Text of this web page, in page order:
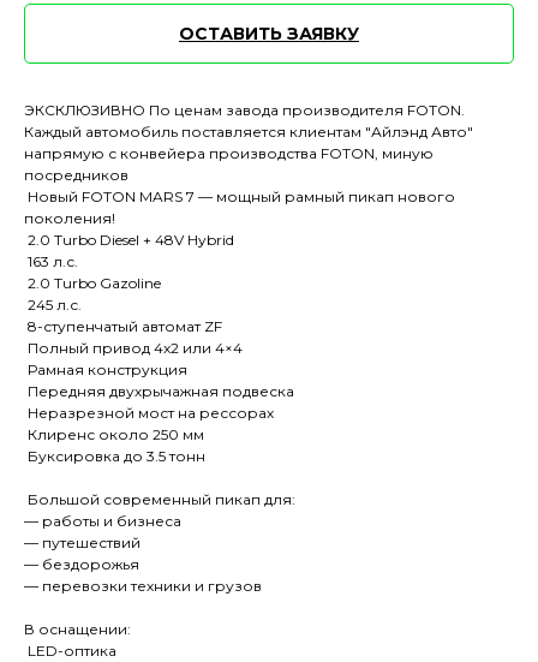
ОСТАВИТЬ ЗАЯВКУ
ЭКСКЛЮЗИВНО По ценам завода производителя FOTON.
Каждый автомобиль поставляется клиентам "Айлэнд Авто"
напрямую с конвейера производства FOTON, миную
посредников
Новый FOTON MARS 7 — мощный рамный пикап нового
поколения!
2.0 Turbo Diesel + 48V Hybrid
163 л.с.
2.0 Turbo Gazoline
245 л.с.
8-ступенчатый автомат ZF
Полный привод 4x2 или 4×4
Рамная конструкция
Передняя двухрычажная подвеска
Неразрезной мост на рессорах
Клиренс около 250 мм
Буксировка до 3.5 тонн
Большой современный пикап для:
— работы и бизнеса
— путешествий
— бездорожья
— перевозки техники и грузов
В оснащении:
LED-оптика